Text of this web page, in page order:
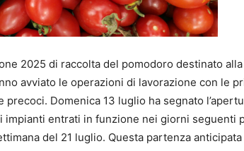
2025 di raccolta del pomodoro destinato alla
avviato le operazioni di lavorazione con le
precoci. Domenica 13 luglio ha segnato
entrati in funzione nei giorni seguenti
del 21 luglio. Questa partenza anticipata